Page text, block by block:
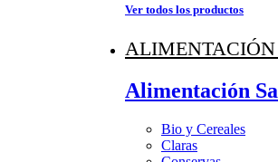
Ver todos los productos
Alimentación
Bio y Cereales
Claras